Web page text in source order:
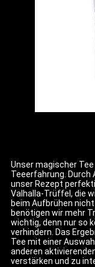
Unser magischer
Teeerfahrung. Durch
unser Rezept
Valhalla-Trüffel, die
beim Aufbrühen
benötigen wir mehr
wichtig, denn nur so
verhindern. Das
Tee mit einer
anderen
verstärken und zu